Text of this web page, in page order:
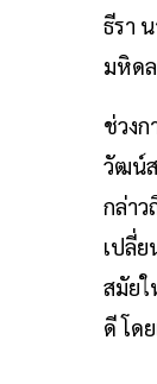
ธีรา
มหิดล
ช่วง
วัฒน์
กล่า
เปลี่
สมัย
ดี โด